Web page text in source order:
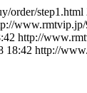
order/step1.html
http://
18:42 http://